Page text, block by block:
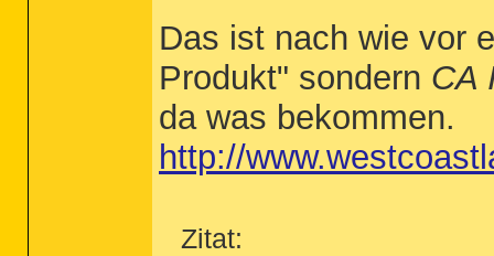
Das ist nach wie vor
Produkt" sondern CA
da was bekommen.
http://
Zitat: